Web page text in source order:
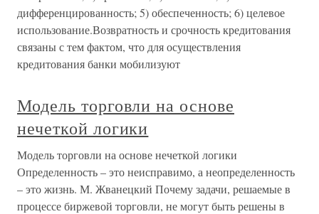
дифференцированность; 5) обеспеченность; 6) целевое
использование.Возвратность и срочность кредитования
связаны с тем фактом, что для осуществления
кредитования банки мобилизуют
Модель торговли на основе
нечеткой логики
Модель торговли на основе нечеткой логики
Определенность – это неисправимо, а неопределенность
– это жизнь. М. Жванецкий Почему задачи, решаемые в
процессе биржевой торговли, не могут быть решены в